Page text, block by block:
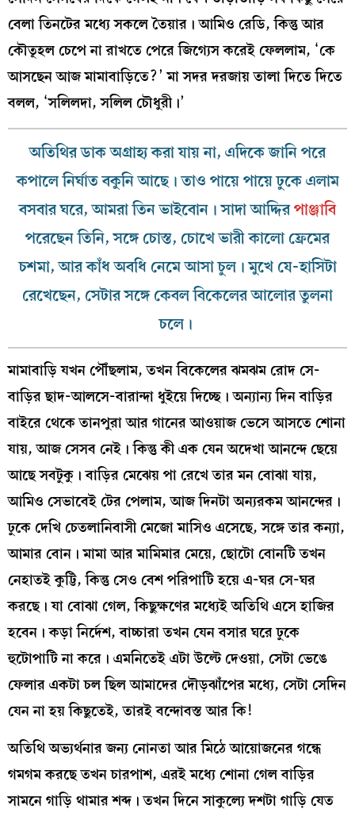
বেলা তিনটের মধ্যে সকলে তৈয়ার। আমিও রেডি, কিন্তু আর
কৌতূহল চেপে না রাখতে পেরে জিগ্যেস করেই ফেললাম, ‘কে
আসছেন আজ মামাবাড়িতে?’ মা সদর দরজায় তালা দিতে দিতে
বলল, ‘সলিলদা, সলিল চৌধুরী।’
অতিথির ডাক অগ্রাহ্য করা যায় না, এদিকে জানি পরে
কপালে নির্ঘাত বকুনি আছে। তাও পায়ে পায়ে ঢুকে এলাম
বসবার ঘরে, আমরা তিন ভাইবোন। সাদা আদ্দিরপাঞ্জাবি
পরেছেন তিনি, সঙ্গে চোস্ত, চোখে ভারী কালো ফ্রেমের
চশমা, আর কাঁধ অবধি নেমে আসা চুল। মুখে যে-হাসিটা
রেখেছেন, সেটার সঙ্গে কেবল বিকেলের আলোর তুলনা
চলে।
মামাবাড়ি যখন পৌঁছলাম, তখন বিকেলের ঝমঝম রোদ সে-
বাড়ির ছাদ-আলসে-বারান্দা ধুইয়ে দিচ্ছে। অন্যান্য দিন বাড়ির
বাইরে থেকে তানপুরা আর গানের আওয়াজ ভেসে আসতে শোনা
যায়, আজ সেসব নেই। কিন্তু কী এক যেন অদেখা আনন্দে ছেয়ে
আছে সবটুকু। বাড়ির মেঝেয় পা রেখে তার মন বোঝা যায়,
আমিও সেভাবেই টের পেলাম, আজ দিনটা অন্যরকম আনন্দের।
ঢুকে দেখি চেতলানিবাসী মেজো মাসিও এসেছে, সঙ্গে তার কন্যা,
আমার বোন। মামা আর মামিমার মেয়ে, ছোটো বোনটি তখন
নেহাতই কুট্টি, কিন্তু সেও বেশ পরিপাটি হয়ে এ-ঘর সে-ঘর
করছে। যা বোঝা গেল, কিছুক্ষণের মধ্যেই অতিথি এসে হাজির
হবেন। কড়া নির্দেশ, বাচ্চারা তখন যেন বসার ঘরে ঢুকে
হুটোপাটি না করে। এমনিতেই এটা উল্টে দেওয়া, সেটা ভেঙে
ফেলার একটা চল ছিল আমাদের দৌড়ঝাঁপের মধ্যে, সেটা সেদিন
যেন না হয় কিছুতেই, তারই বন্দোবস্ত আর কি!
অতিথি অভ্যর্থনার জন্য নোনতা আর মিঠে আয়োজনের গন্ধে
গমগম করছে তখন চারপাশ, এরই মধ্যে শোনা গেল বাড়ির
সামনে গাড়ি থামার শব্দ। তখন দিনে সাকুল্যে দশটা গাড়ি যেত